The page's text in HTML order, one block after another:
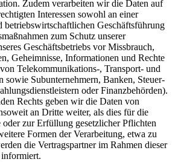
Zudem verarbeiten wir die Daten auf
Interessen sowohl an einer
betriebswirtschaftlichen Geschäftsführung
zum Schutz unserer
Geschäftsbetriebs vor Missbrauch,
Geheimnisse, Informationen und Rechte
Telekommunikations-, Transport- und
sowie Subunternehmern, Banken, Steuer-
oder Finanzbehörden).
Rechts geben wir die Daten von
an Dritte weiter, als dies für die
zur Erfüllung gesetzlicher Pflichten
Formen der Verarbeitung, etwa zu
die Vertragspartner im Rahmen dieser